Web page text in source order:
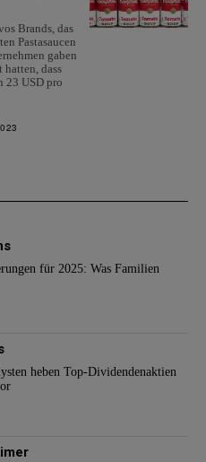
Brands, das
Pastasaucen
gaben
hatten, dass
23 USD pro
für 2025: Was Familien
heben Top-Dividendenaktien